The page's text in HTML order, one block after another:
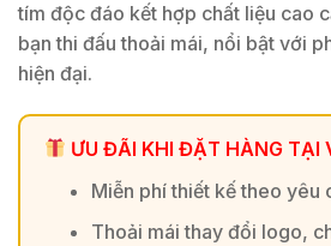
tím độc đáo kết hợp chất liệu cao
bạn thi đấu thoải mái, nổi bật với
hiện đại.
ƯU ĐÃI KHI ĐẶT HÀNG TẠI
Miễn phí thiết kế theo yêu
Thoải mái thay đổi logo,